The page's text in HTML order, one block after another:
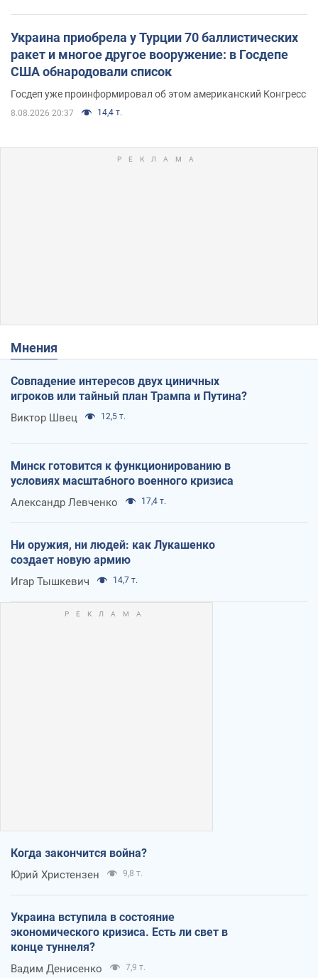
Украина приобрела у Турции 70 баллистических
ракет и многое другое вооружение: в Госдепе
США обнародовали список
Госдеп уже проинформировал об этом американский Конгресс
8.08.2026 20:37 14,4 т.
Мнения
Совпадение интересов двух циничных
игроков или тайный план Трампа и Путина?
Виктор Швец 12,5 т.
Минск готовится к функционированию в
условиях масштабного военного кризиса
Александр Левченко 17,4 т.
Ни оружия, ни людей: как Лукашенко
создает новую армию
Игар Тышкевич 14,7 т.
Когда закончится война?
Юрий Христензен 9,8 т.
Украина вступила в состояние
экономического кризиса. Есть ли свет в
конце туннеля?
Вадим Денисенко 7,9 т.